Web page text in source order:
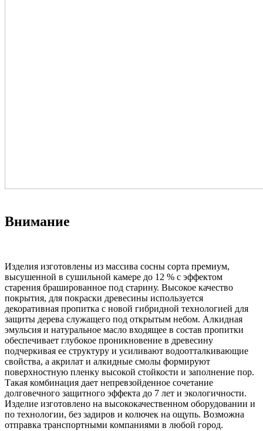
Внимание
Изделия изготовлены из массива сосны сорта премиум,
высушенной в сушильной камере до 12 % с эффектом
старения брашированное под старину. Высокое качество
покрытия, для покраски древесины используется
декоративная пропитка с новой гибридной технологией для
защиты дерева служащего под открытым небом. Алкидная
эмульсия и натуральное масло входящее в состав пропитки
обеспечивает глубокое проникновение в древесину
подчеркивая ее структуру и усиливают водоотталкивающие
свойства, а акрилат и алкидные смолы формируют
поверхностную пленку высокой стойкости и заполнение пор.
Такая комбинация дает непревзойденное сочетание
долговечного защитного эффекта до 7 лет и экологичности.
Изделие изготовлено на высококачественном оборудовании и
по технологии, без задиров и колючек на ощупь. Возможна
отправка транспортными компаниями в любой город.